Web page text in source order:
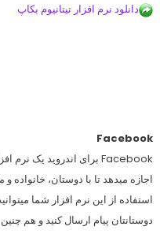
دانلود نرم افزار تیتانیوم بکاپ
Facebook
Facebook برای اندروید یک نرم افزار صاحب مقام و دیرینه است که به شما
اجازه میدهد تا با دوستان، خانواده
استفاده از این نرم افزار شما
دوستانتان پیام ارسال کنید و هم چنین